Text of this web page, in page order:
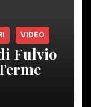
VIDEO
Fulvio